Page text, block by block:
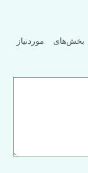
بخش‌های موردنیاز